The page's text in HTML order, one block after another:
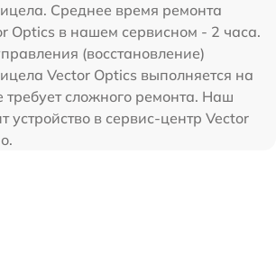
Среднее время ремонта
Optics в нашем сервисном - 2 часа.
(восстановление)
Vector Optics выполняется на
требует сложного ремонта. Наш
устройство в сервис-центр Vector